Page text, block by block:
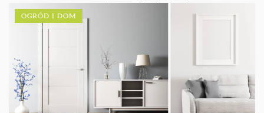
OGRÓD I DOM